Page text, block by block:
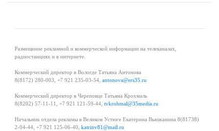
Размещение рекламной и коммерческой информации на телеканалах,
радиостанциях и в интернете.
Коммерческий директор в Вологде Татьяна Антонова
8(8172) 280-003, +7 921 235-03-54, antonova@ers35.ru
Коммерческий директор в Череповце Татьяна Крохмаль
8(8202) 57-11-11, +7 921 121-59-44, tvkrohmal@35media.ru
Начальник отдела рекламы в Великом Устюге Екатерина Вьюжанина 8(81738)
2-04-44, +7 921 125-06-40, katrinv81@mail.ru